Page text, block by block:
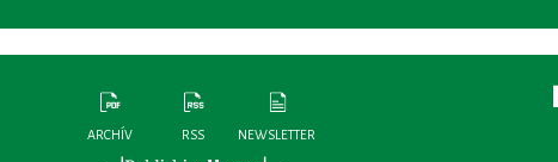
ARCHÍV RSS NEWSLETTER